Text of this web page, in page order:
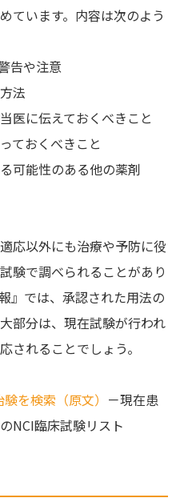
ています。内容は次のよう
告や注意
法
医に伝えておくべきこと
ておくべきこと
可能性のある他の薬剤
応以外にも治療や予防に役
験で調べられることがあり
』では、承認された用法の
部分は、現在試験が行われ
されることでしょう。
を検索（原文） －現在患
NCI臨床試験リスト